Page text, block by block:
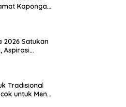
Kapongan
2026 Satukan
Aspirasi
Tradisional
untuk Menu